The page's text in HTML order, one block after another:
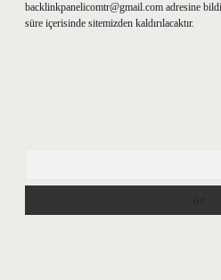
backlinkpanelicomtr@gmail.com adresine
süre içerisinde sitemizden kaldırılacaktır.